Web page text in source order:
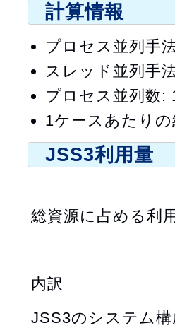
計算情報
プロセス並列手
スレッド並列手
プロセス並列数:
1ケースあたり
JSS3利用量
総資源に占める利
内訳
JSS3のシステム